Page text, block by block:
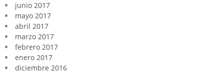
junio 2017
mayo 2017
abril 2017
marzo 2017
febrero 2017
enero 2017
diciembre 2016